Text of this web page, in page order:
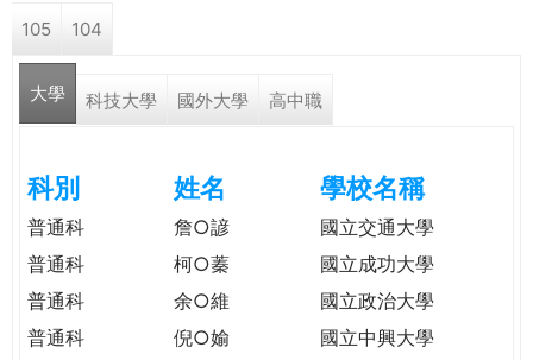
格。
r
e
e
r
e
105 104
大學 科技大學 國外大學 高中職
科別 姓名 學校名稱
普通科 詹○諺
國立交通大學
普通科
柯○蓁
國立成功大學
普通科
余○維
國立政治大學
普通科
倪○媮
國立中興大學